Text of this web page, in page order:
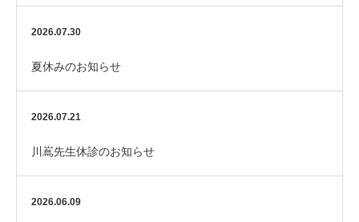
2026.07.30
夏休みのお知らせ
2026.07.21
川嶌先生休診のお知らせ
2026.06.09